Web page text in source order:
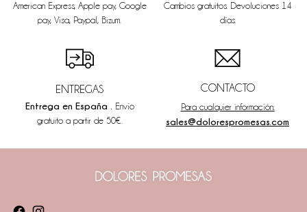
American Express, Apple pay, Google
pay, Visa, Paypal, Bizum.
Cambios gratuitos. Devoluciones 14
días.
ENTREGAS
Entrega en España .
Envío
gratuito a partir de 50€.
CONTACTO
Para cualquier información:
sales@dolorespromesas.com